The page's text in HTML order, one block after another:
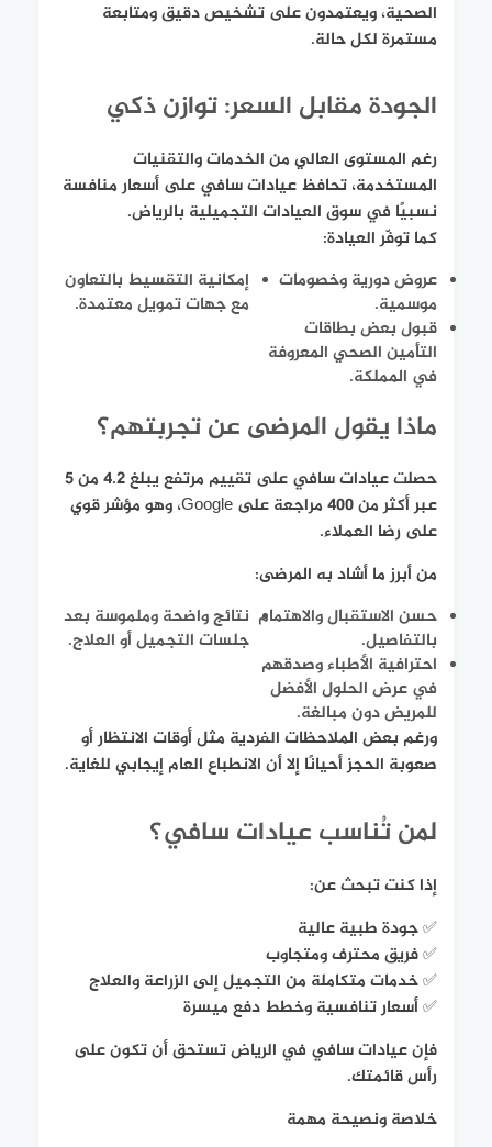
الصحية، ويعتمدون على تشخيص دقيق ومتابعة
مستمرة لكل حالة.
الجودة مقابل السعر: توازن ذكي
رغم المستوى العالي من الخدمات والتقنيات
المستخدمة، تحافظ عيادات سافي على أسعار منافسة
نسبيًا في سوق العيادات التجميلية بالرياض.
كما توفّر العيادة:
عروض دورية وخصومات
موسمية.
إمكانية التقسيط بالتعاون
مع جهات تمويل معتمدة.
قبول بعض بطاقات
التأمين الصحي المعروفة
في المملكة.
ماذا يقول المرضى عن تجربتهم؟
حصلت عيادات سافي على تقييم مرتفع يبلغ 4.2 من 5
عبر أكثر من 400 مراجعة على Google، وهو مؤشر قوي
على رضا العملاء.
من أبرز ما أشاد به المرضى:
حسن الاستقبال والاهتمام
بالتفاصيل.
نتائج واضحة وملموسة بعد
جلسات التجميل أو العلاج.
احترافية الأطباء وصدقهم
في عرض الحلول الأفضل
للمريض دون مبالغة.
ورغم بعض الملاحظات الفردية مثل أوقات الانتظار أو
صعوبة الحجز أحيانًا إلا أن الانطباع العام إيجابي للغاية.
لمن تُناسب عيادات سافي؟
إذا كنت تبحث عن:
✅ جودة طبية عالية
✅ فريق محترف ومتجاوب
✅ خدمات متكاملة من التجميل إلى الزراعة والعلاج
✅ أسعار تنافسية وخطط دفع ميسرة
فإن عيادات سافي في الرياض تستحق أن تكون على
رأس قائمتك.
خلاصة ونصيحة مهمة